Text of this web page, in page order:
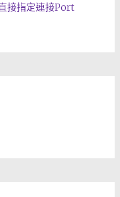
接指定連接Port